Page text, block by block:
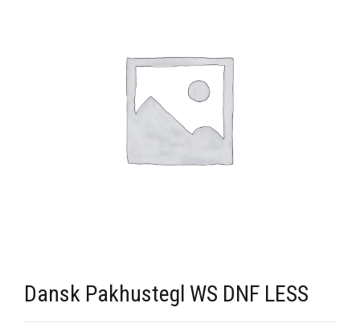
Dansk Pakhustegl WS DNF LESS